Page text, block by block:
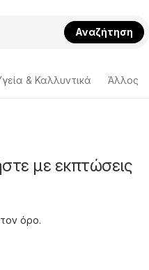
Αναζήτηση
& Καλλυντικά Άλλος
με εκπτώσεις
όρο.